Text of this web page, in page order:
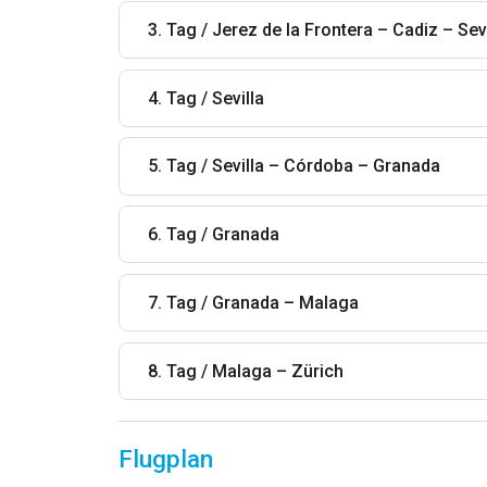
3. Tag / Jerez de la Frontera – Cadiz –
4. Tag / Sevilla
5. Tag / Sevilla – Córdoba – Granada
6. Tag / Granada
7. Tag / Granada – Malaga
8. Tag / Malaga – Zürich
Flugplan